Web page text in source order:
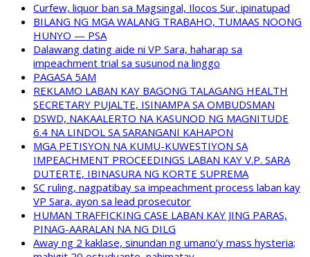
Curfew, liquor ban sa Magsingal, Ilocos Sur, ipinatupad
BILANG NG MGA WALANG TRABAHO, TUMAAS NOONG
HUNYO — PSA
Dalawang dating aide ni VP Sara, haharap sa
impeachment trial sa susunod na linggo
PAGASA 5AM
REKLAMO LABAN KAY BAGONG TALAGANG HEALTH
SECRETARY PUJALTE, ISINAMPA SA OMBUDSMAN
DSWD, NAKAALERTO NA KASUNOD NG MAGNITUDE
6.4 NA LINDOL SA SARANGANI KAHAPON
MGA PETISYON NA KUMU-KUWESTIYON SA
IMPEACHMENT PROCEEDINGS LABAN KAY V.P. SARA
DUTERTE, IBINASURA NG KORTE SUPREMA
SC ruling, nagpatibay sa impeachment process laban kay
VP Sara, ayon sa lead prosecutor
HUMAN TRAFFICKING CASE LABAN KAY JING PARAS,
PINAG-AARALAN NA NG DILG
Away ng 2 kaklase, sinundan ng umano’y mass hysteria;